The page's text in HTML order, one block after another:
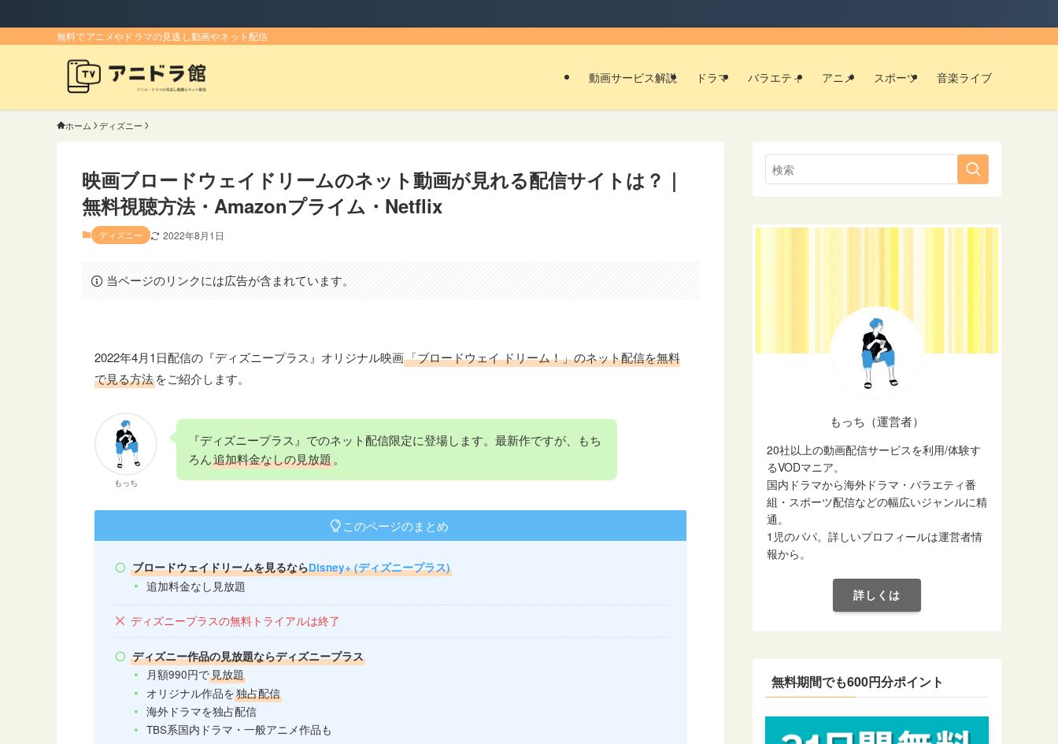
無料でアニメやドラマの見逃し動画やネット配信
動画サービス解説 ドラマ バラエティ アニメ スポーツ 音楽ライブ
ホーム ディズニー
映画ブロードウェイドリームのネット動画が見れる配信サイトは？｜
無料視聴方法・Amazonプライム・Netflix
ディズニー 2022年8月1日
当ページのリンクには広告が含まれています。
2022年4月1日配信の『ディズニープラス』オリジナル映画「ブロードウェイ ドリーム！」のネット配信を無料
で見る方法をご紹介します。
もっち
『ディズニープラス』でのネット配信限定に登場します。最新作ですが、もち
ろん追加料金なしの見放題。
このページのまとめ
ブロードウェイドリームを見るならDisney+ (ディズニープラス)
追加料金なし見放題
ディズニープラスの無料トライアルは終了
ディズニー作品の見放題ならディズニープラス
月額990円で見放題
オリジナル作品を独占配信
海外ドラマを独占配信
TBS系国内ドラマ・一般アニメ作品も
もっち（運営者）
20社以上の動画配信サービスを利用/体験す
るVODマニア。
国内ドラマから海外ドラマ・バラエティ番
組・スポーツ配信などの幅広いジャンルに精
通。
1児のパパ。詳しいプロフィールは運営者情
報から。
詳しくは
無料期間でも600円分ポイント